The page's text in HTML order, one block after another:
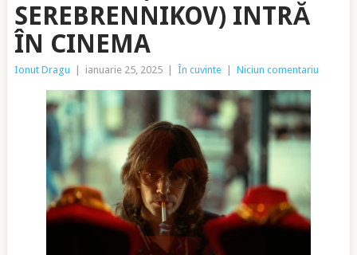
SEREBRENNIKOV) INTRĂ
ÎN CINEMA
Ionut Dragu ianuarie 25, 2025 În cuvinte Niciun comentariu